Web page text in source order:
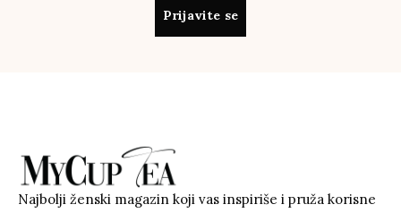
Prijavite se
Najbolji ženski magazin koji vas inspiriše i pruža korisne